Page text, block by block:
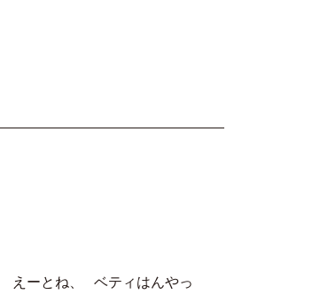
えーとね、 ベティはんやっ